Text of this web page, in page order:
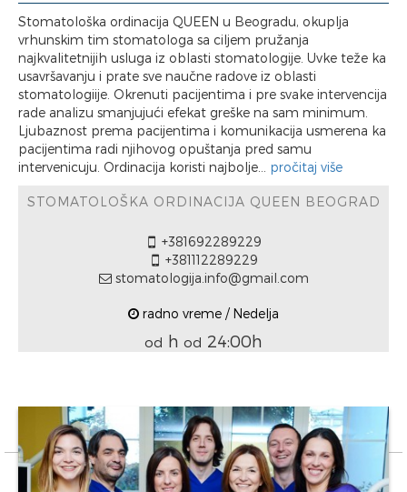
Stomatološka ordinacija QUEEN u Beogradu, okuplja
vrhunskim tim stomatologa sa ciljem pružanja
najkvalitetnijih usluga iz oblasti stomatologije. Uvke teže ka
usavršavanju i prate sve naučne radove iz oblasti
stomatologiije. Okrenuti pacijentima i pre svake intervencija
rade analizu smanjujući efekat greške na sam minimum.
Ljubaznost prema pacijentima i komunikacija usmerena ka
pacijentima radi njihovog opuštanja pred samu
intervenicuju. Ordinacija koristi najbolje... pročitaj više
STOMATOLOŠKA ORDINACIJA QUEEN BEOGRAD
+381692289229
+381112289229
stomatologija.info@gmail.com
radno vreme / Nedelja
od h od 24:00h